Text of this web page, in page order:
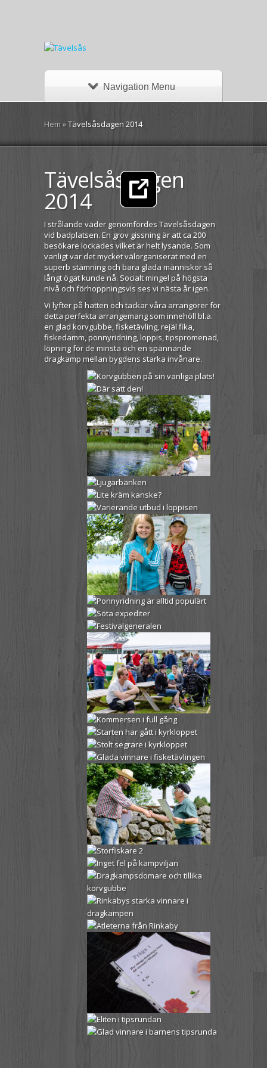
Navigation Menu
Hem »Tävelsåsdagen 2014
Tävelsåsdagen
2014
I strålande väder genomfördes Tävelsåsdagen
vid badplatsen. En grov gissning är att ca 200
besökare lockades vilket är helt lysande. Som
vanligt var det mycket välorganiserat med en
superb stämning och bara glada människor så
långt ögat kunde nå. Socialt mingel på högsta
nivå och förhoppningsvis ses vi nästa år igen.
Vi lyfter på hatten och tackar våra arrangörer för
detta perfekta arrangemang som innehöll bl.a.
en glad korvgubbe, fisketävling, rejäl fika,
fiskedamm, ponnyridning, loppis, tipspromenad,
löpning för de minsta och en spännande
dragkamp mellan bygdens starka invånare.